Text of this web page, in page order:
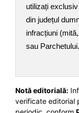
utilizați
din județul
infracțiuni
sau Parchetului.
Notă editorială:
verificate editorial